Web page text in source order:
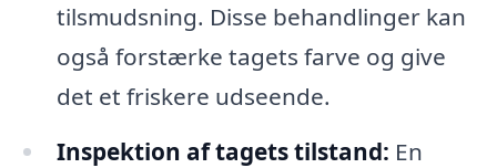
tilsmudsning. Disse behandlinger kan
også forstærke tagets farve og give
det et friskere udseende.
Inspektion af tagets tilstand: En